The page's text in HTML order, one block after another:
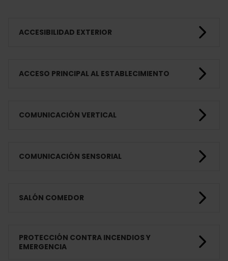
ACCESIBILIDAD EXTERIOR
ACCESO PRINCIPAL AL ESTABLECIMIENTO
COMUNICACIÓN VERTICAL
COMUNICACIÓN SENSORIAL
SALÓN COMEDOR
PROTECCIÓN CONTRA INCENDIOS Y
EMERGENCIA